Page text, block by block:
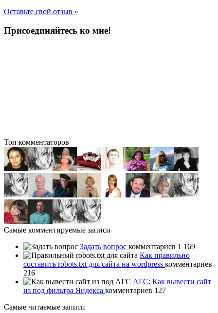
Оставьте свой отзыв »
Присоединяйтесь ко мне!
Топ комментаторов
Самые комментируемые записи
Задать вопрос комментариев 1 169
Как правильно
составить robots.txt для сайта на wordpress комментариев
216
АГС: Как вывести сайт
из под фильтра Яндекса комментариев 127
Самые читаемые записи